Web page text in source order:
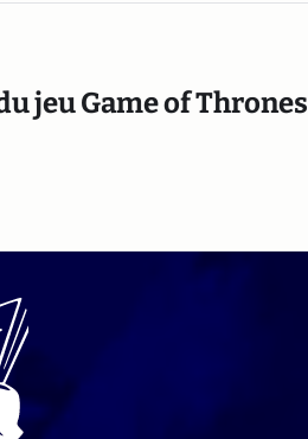
jeu Game of Thrones